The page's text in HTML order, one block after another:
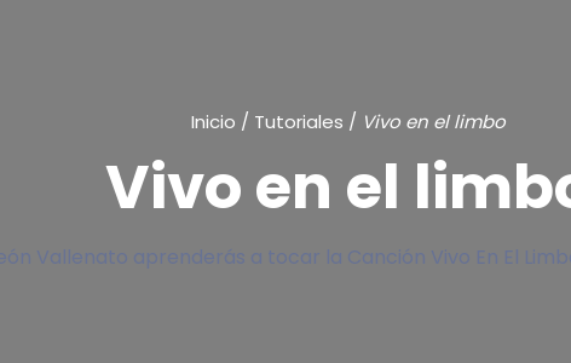
Inicio / Tutoriales / Vivo en el limbo
Vivo en el
Vallenato aprenderás a tocar la Canción Vivo En El